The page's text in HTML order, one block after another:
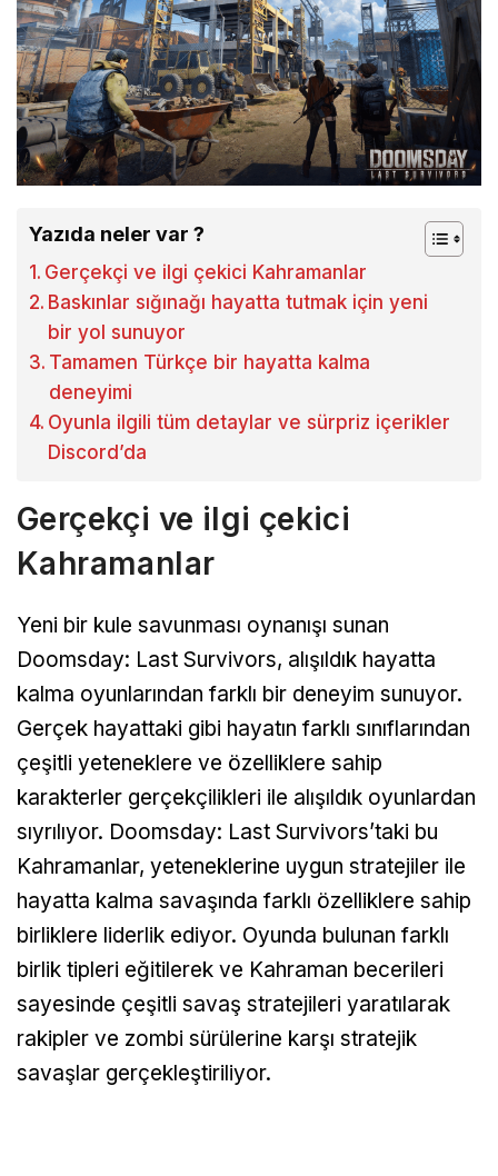
Yazıda neler var ?
Gerçekçi ve ilgi çekici Kahramanlar
Baskınlar sığınağı hayatta tutmak için yeni
bir yol sunuyor
Tamamen Türkçe bir hayatta kalma
deneyimi
Oyunla ilgili tüm detaylar ve sürpriz içerikler
Discord’da
Gerçekçi ve ilgi çekici
Kahramanlar
Yeni bir kule savunması oynanışı sunan
Doomsday: Last Survivors, alışıldık hayatta
kalma oyunlarından farklı bir deneyim sunuyor.
Gerçek hayattaki gibi hayatın farklı sınıflarından
çeşitli yeteneklere ve özelliklere sahip
karakterler gerçekçilikleri ile alışıldık oyunlardan
sıyrılıyor. Doomsday: Last Survivors’taki bu
Kahramanlar, yeteneklerine uygun stratejiler ile
hayatta kalma savaşında farklı özelliklere sahip
birliklere liderlik ediyor. Oyunda bulunan farklı
birlik tipleri eğitilerek ve Kahraman becerileri
sayesinde çeşitli savaş stratejileri yaratılarak
rakipler ve zombi sürülerine karşı stratejik
savaşlar gerçekleştiriliyor.